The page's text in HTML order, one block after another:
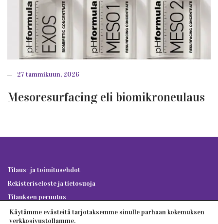
27 tammikuun, 2026
Mesoresurfacing eli biomikroneulaus
Tilaus- ja toimitusehdot
Rekisteriseloste ja tietosuoja
Tilauksen peruutus
Käytämme evästeitä tarjotaksemme sinulle parhaan kokemuksen
verkkosivustollamme.